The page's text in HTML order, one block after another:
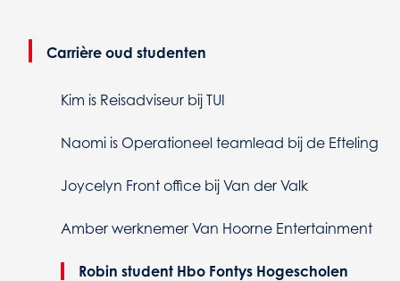
Carrière oud studenten
Kim is Reisadviseur bij TUI
Naomi is Operationeel teamlead bij de Efteling
Joycelyn Front office bij Van der Valk
Amber werknemer Van Hoorne Entertainment
Robin student Hbo Fontys Hogescholen